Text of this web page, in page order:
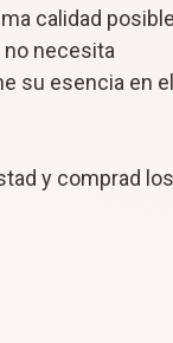
calidad
necesita
su esencia en el
y comprad los